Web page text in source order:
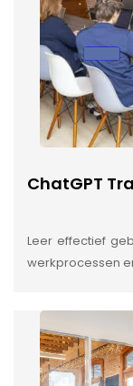
ChatGPT
Leer effectief
werkprocessen